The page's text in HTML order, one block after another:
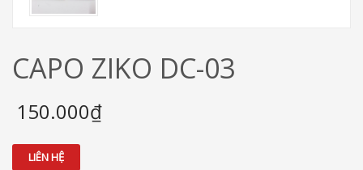
CAPO ZIKO DC-03
150.000₫
LIÊN HỆ